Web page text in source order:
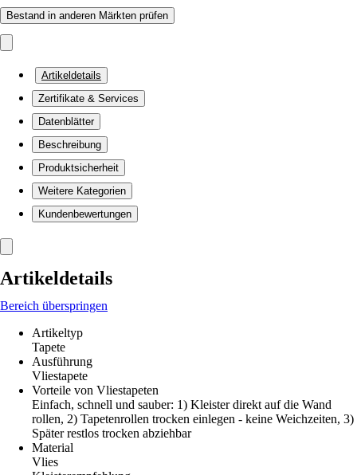
Bestand in anderen Märkten prüfen
Artikeldetails
Zertifikate & Services
Datenblätter
Beschreibung
Produktsicherheit
Weitere Kategorien
Kundenbewertungen
Artikeldetails
Bereich überspringen
Artikeltyp
Tapete
Ausführung
Vliestapete
Vorteile von Vliestapeten
Einfach, schnell und sauber: 1) Kleister direkt auf die Wand
rollen, 2) Tapetenrollen trocken einlegen - keine Weichzeiten, 3)
Später restlos trocken abziehbar
Material
Vlies